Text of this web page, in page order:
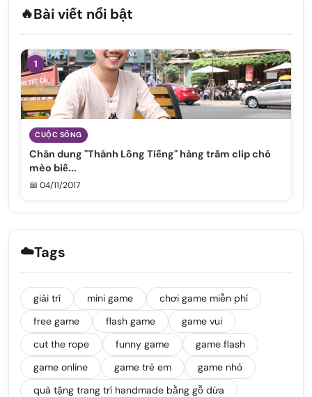
🔥Bài viết nổi bật
1
CUỘC SỐNG
Chân dung "Thánh Lồng Tiếng" hàng trăm clip chó
mèo biế...
📅 04/11/2017
☁️Tags
giải trí mini game
chơi game miễn phí
free game
flash game
game vui
cut the rope
funny game
game flash
game online
game trẻ em
game nhỏ
quà tặng trang trí handmade bằng gỗ dừa